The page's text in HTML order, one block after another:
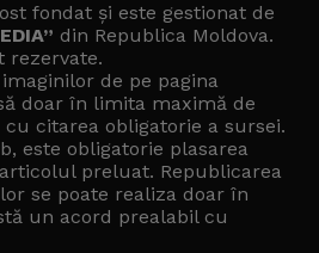
fondat și este gestionat de
din Republica Moldova.
rezervate.
de pe pagina
doar în limita maximă de
cu citarea obligatorie a sursei.
este obligatorie plasarea
preluat. Republicarea
se poate realiza doar în
un acord prealabil cu